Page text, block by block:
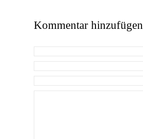
Kommentar hinzufügen